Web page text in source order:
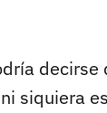
decirse
siquiera